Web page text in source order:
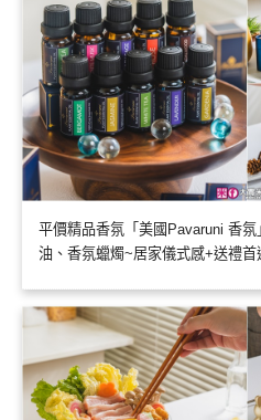
平價精品香氛「美國Pavaruni 香
油、香氛蠟燭~居家儀式感+送禮首